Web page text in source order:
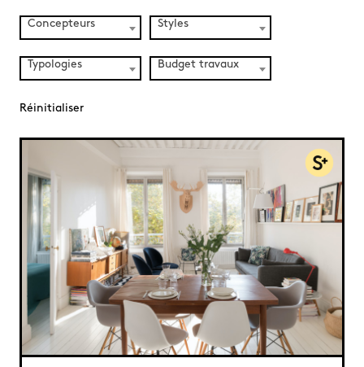
Concepteurs Styles
Typologies Budget travaux
Réinitialiser